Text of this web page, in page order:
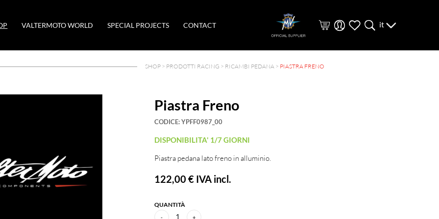
VALTERMOTO WORLD SPECIAL PROJECTS CONTACT it
SHOP > PRODOTTI RACING > RICAMBI PEDANA > PIASTRA FRENO
Piastra Freno
CODICE:YPFF0987_00
DISPONIBILITA' 1/7 GIORNI
Piastra pedana lato freno in alluminio.
122,00 €IVA incl.
QUANTITÀ
- 1 +